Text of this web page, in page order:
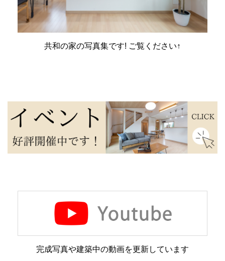
共和の家の写真集です! ご覧ください↑
完成写真や建築中の動画を更新しています